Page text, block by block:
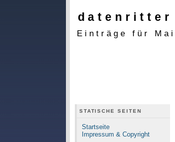
datenritter
Einträge für Mai
STATISCHE SEITEN
Startseite
Impressum & Copyright